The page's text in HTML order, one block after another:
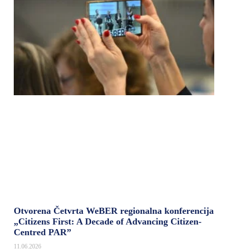
Otvorena Četvrta WeBER regionalna konferencija
„Citizens First: A Decade of Advancing Citizen-
Centred PAR”
11.06.2026